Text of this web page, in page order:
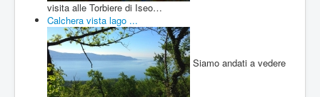
visita alle Torbiere di Iseo…
Calchera vista lago ...
Siamo andati a vedere